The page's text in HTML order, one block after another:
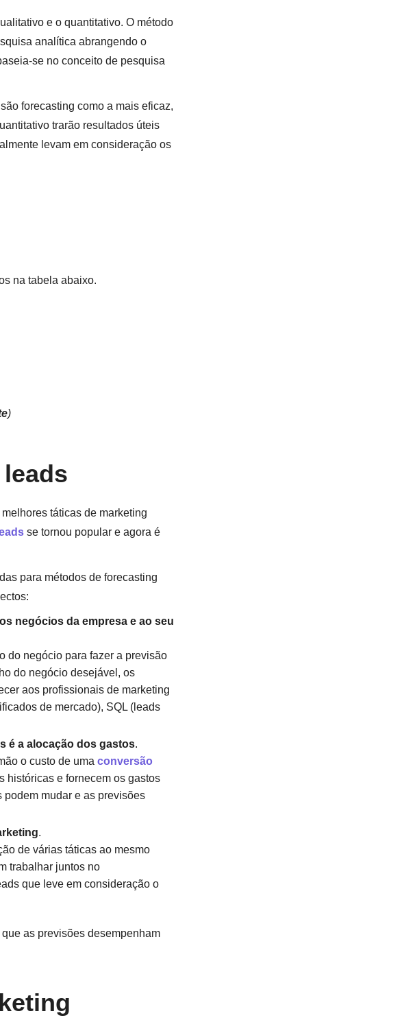
e o quantitativo. O método
analítica abrangendo o
se no conceito de pesquisa
forecasting como a mais eficaz,
trarão resultados úteis
levam em consideração os
na tabela abaixo.
)
táticas de marketing
se tornou popular e agora é
para métodos de forecasting
negócios da empresa e ao seu
do negócio para fazer a previsão
do negócio desejável, os
aos profissionais de marketing
de mercado), SQL (leads
é a alocação dos gastos.
o custo de umaconversão
históricas e fornecem os gastos
mudar e as previsões
.
de várias táticas ao mesmo
trabalhar juntos no
que leve em consideração o
as previsões desempenham